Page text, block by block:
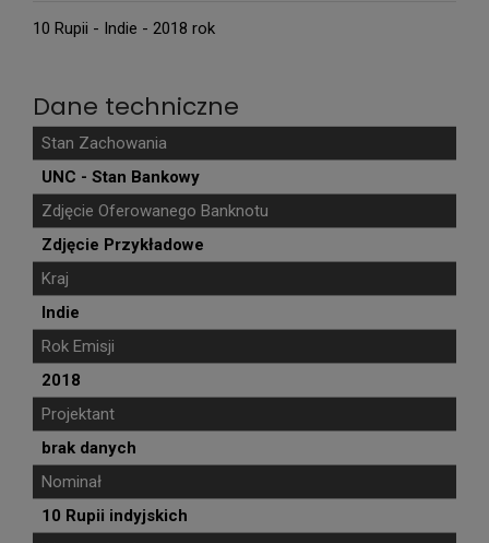
10 Rupii - Indie - 2018 rok
Dane techniczne
Stan Zachowania
UNC - Stan Bankowy
Zdjęcie Oferowanego Banknotu
Zdjęcie Przykładowe
Kraj
Indie
Rok Emisji
2018
Projektant
brak danych
Nominał
10 Rupii indyjskich